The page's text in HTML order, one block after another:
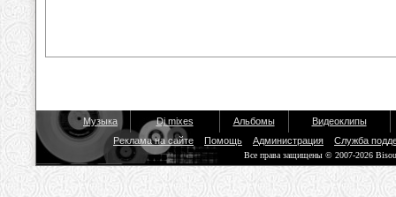
Музыка Dj mixes Альбомы
Видеоклипы
Реклама на сайте
Помощь Администрация Служба
Все права защищены © 2007-2026